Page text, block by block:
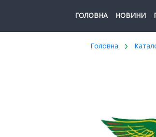
ГОЛОВНА НОВИНИ
Головна